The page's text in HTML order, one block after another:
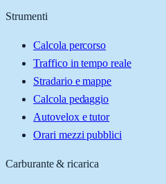
Strumenti
Calcola percorso
Traffico in tempo reale
Stradario e mappe
Calcola pedaggio
Autovelox e tutor
Orari mezzi pubblici
Carburante & ricarica